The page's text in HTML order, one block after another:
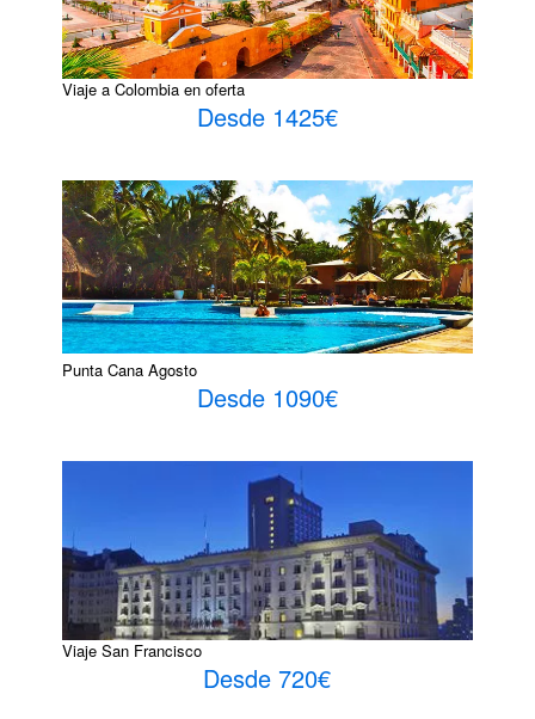
Viaje a Colombia en oferta
Desde 1425€
Punta Cana Agosto
Desde 1090€
Viaje San Francisco
Desde 720€